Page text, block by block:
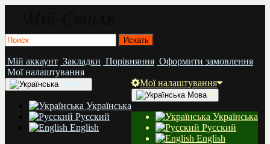
Мій аккаунт Закладки Порівняння Оформити замовлення
Мої налаштування
Українська
Русский
English
Мої налаштування
Мова
Українська
Русский
English